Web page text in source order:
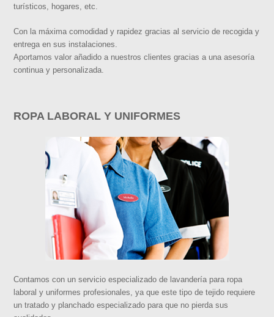
turísticos, hogares, etc.
Con la máxima comodidad y rapidez gracias al servicio de recogida y
entrega en sus instalaciones.
Aportamos valor añadido a nuestros clientes gracias a una asesoría
continua y personalizada.
ROPA LABORAL Y UNIFORMES
Contamos con un servicio especializado de lavandería para ropa
laboral y uniformes profesionales, ya que este tipo de tejido requiere
un tratado y planchado especializado para que no pierda sus